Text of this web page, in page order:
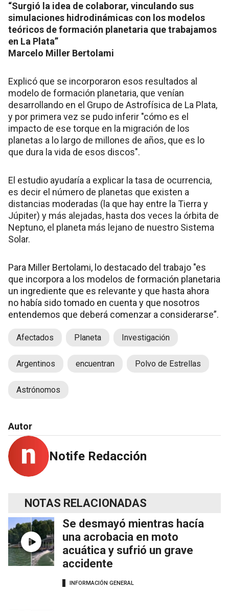
“Surgió la idea de colaborar, vinculando sus
simulaciones hidrodinámicas con los modelos
teóricos de formación planetaria que trabajamos
en La Plata”
Marcelo Miller Bertolami
Explicó que se incorporaron esos resultados al
modelo de formación planetaria, que venían
desarrollando en el Grupo de Astrofísica de La Plata,
y por primera vez se pudo inferir "cómo es el
impacto de ese torque en la migración de los
planetas a lo largo de millones de años, que es lo
que dura la vida de esos discos".
El estudio ayudaría a explicar la tasa de ocurrencia,
es decir el número de planetas que existen a
distancias moderadas (la que hay entre la Tierra y
Júpiter) y más alejadas, hasta dos veces la órbita de
Neptuno, el planeta más lejano de nuestro Sistema
Solar.
Para Miller Bertolami, lo destacado del trabajo "es
que incorpora a los modelos de formación planetaria
un ingrediente que es relevante y que hasta ahora
no había sido tomado en cuenta y que nosotros
entendemos que deberá comenzar a considerarse”.
Afectados Planeta Investigación
Argentinos encuentran Polvo de Estrellas
Astrónomos
Autor
Notife Redacción
NOTAS RELACIONADAS
Se desmayó mientras hacía
una acrobacia en moto
acuática y sufrió un grave
accidente
INFORMACIÓN GENERAL